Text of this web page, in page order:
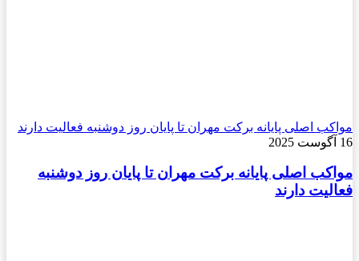
مواکب اصلی پایانه برکت مهران تا پایان روز دوشنبه فعالیت دارند
16 آگوست 2025
مواکب اصلی پایانه برکت مهران تا پایان روز دوشنبه
فعالیت دارند